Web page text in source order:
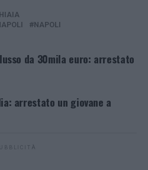
NAPOLI
da 30mila euro: arrestato
arrestato un giovane a